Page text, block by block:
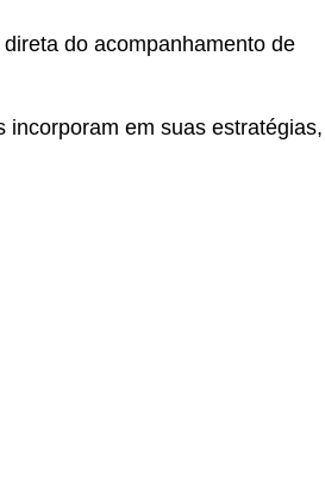
do acompanhamento de
em suas estratégias,